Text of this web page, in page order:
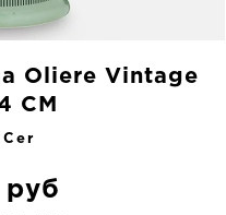
Oliere Vintage
CM
Cer
руб